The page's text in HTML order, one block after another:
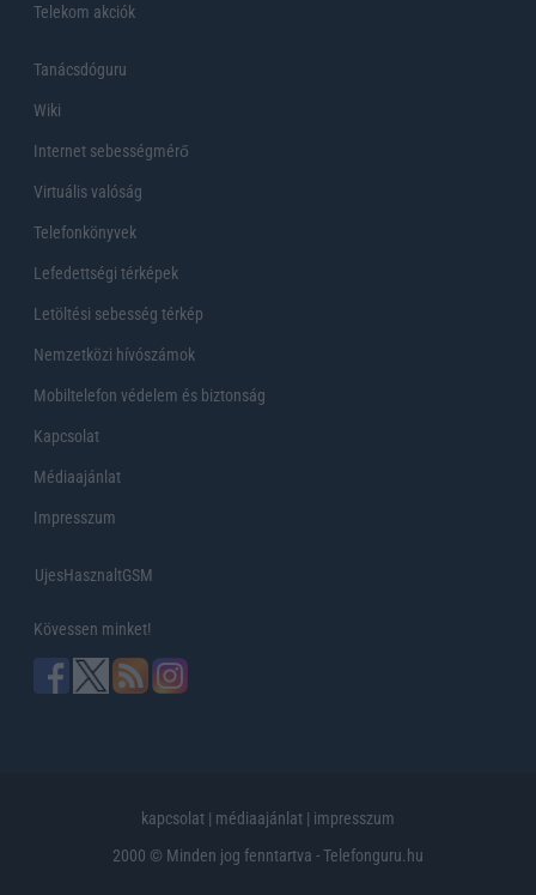
Telekom akciók
Tanácsdóguru
Wiki
Internet sebességmérő
Virtuális valóság
Telefonkönyvek
Lefedettségi térképek
Letöltési sebesség térkép
Nemzetközi hívószámok
Mobiltelefon védelem és biztonság
Kapcsolat
Médiaajánlat
Impresszum
UjesHasznaltGSM
Kövessen minket!
kapcsolat | médiaajánlat | impresszum
2000 © Minden jog fenntartva - Telefonguru.hu